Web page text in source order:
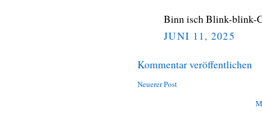
Binn isch Blink-blink-
JUNI 11, 2025
Kommentar veröffentlichen
Neuerer Post